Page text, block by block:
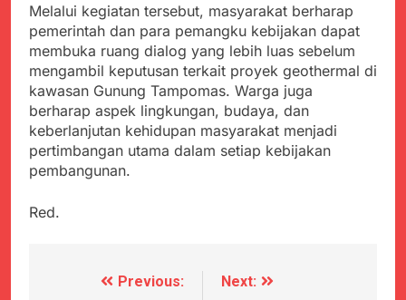
Melalui kegiatan tersebut, masyarakat berharap
pemerintah dan para pemangku kebijakan dapat
membuka ruang dialog yang lebih luas sebelum
mengambil keputusan terkait proyek geothermal di
kawasan Gunung Tampomas. Warga juga
berharap aspek lingkungan, budaya, dan
keberlanjutan kehidupan masyarakat menjadi
pertimbangan utama dalam setiap kebijakan
pembangunan.
Red.
NavigasiPrevious:
Next: